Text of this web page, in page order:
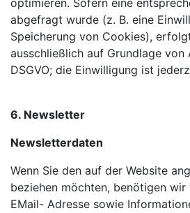
optimieren. Sofern eine
abgefragt wurde (z. B. eine
Speicherung von Cookies),
ausschließlich auf Grundlage von
DSGVO; die Einwilligung ist
6. Newsletter
Newsletterdaten
Wenn Sie den auf der Website
beziehen möchten, benötigen wir
EMail- Adresse sowie